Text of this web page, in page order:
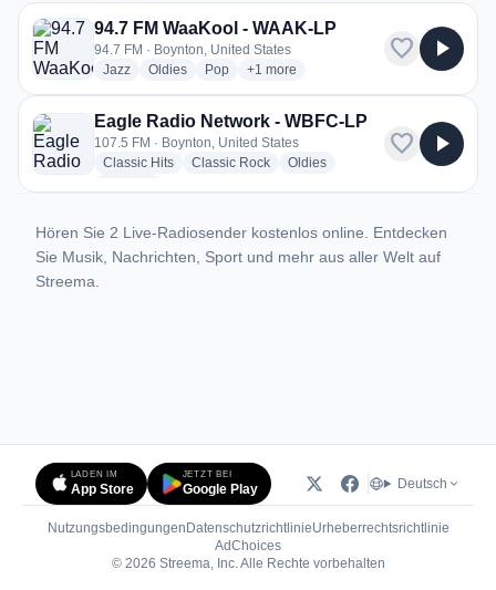
2 Radiosender aus Boynton
94.7 FM WaaKool - WAAK-LP
94.7 FM · Boynton, United States
Jazzradio stations
Oldiesradio stations
Popradio stations
+1 more genres for 94.7 FM WaaKool -
more
favorite play_arrow
Eagle Radio Network - WBFC-LP
107.5 FM · Boynton, United States
Classic Hitsradio stations
Classic Rockradio stations
Oldiesradio stations
favorite play_arrow
Hören Sie 2 Live-Radiosender kostenlos online. Entdecken
Sie Musik, Nachrichten, Sport und mehr aus aller Welt auf
Streema.
LADEN IM
App Store
JETZT BEI
Google Play Deutsch
Nutzungsbedingungen DatenschutzrichtlinieUrheberrechtsrichtlinie
AdChoices(öffnet in neuem Tab)
© 2026 Streema, Inc. Alle Rechte vorbehalten